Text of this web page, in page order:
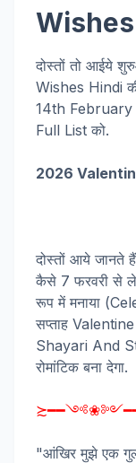
दोस्तों तो आईये
Wishes Hindi
14th
Full List को.
2026
दोस्तों आये जानते
कैसे 7 फरवरी से
रूप में मनाया
सप्ताह
Shayari And
रोमांटिक बना देगा.
"आंखिर मुझे एक